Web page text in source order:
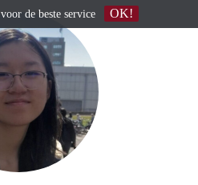
voor de beste service OK!